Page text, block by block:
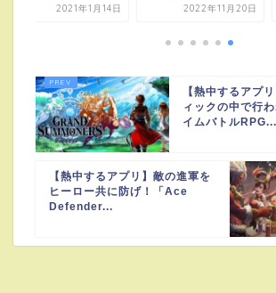
2021年1月14日 2022年11月20日
【熱中するアプ
ィックの中で行
イムバトルRPG...
【熱中するアプリ】敵の進軍を
ヒーロー共に防げ！「Ace
Defender...